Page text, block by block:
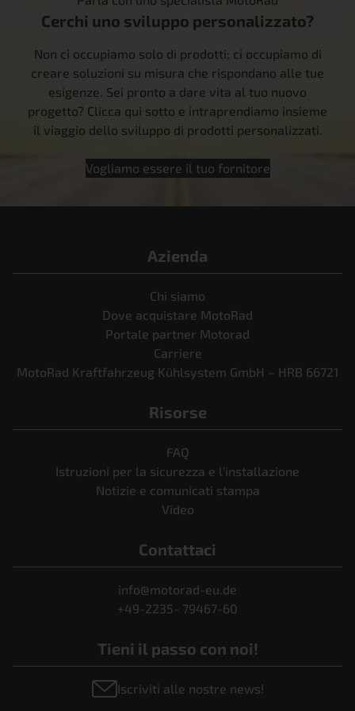
Cerchi uno sviluppo personalizzato?
Non ci occupiamo solo di prodotti; ci occupiamo di
creare soluzioni su misura che rispondano alle tue
esigenze. Sei pronto a dare vita al tuo nuovo
progetto? Clicca qui sotto e intraprendiamo insieme
il viaggio dello sviluppo di prodotti personalizzati.
Vogliamo essere il tuo fornitore
Azienda
Chi siamo
Dove acquistare MotoRad
Portale partner Motorad
Carriere
MotoRad Kraftfahrzeug Kühlsystem GmbH – HRB 66721
Risorse
FAQ
Istruzioni per la sicurezza e l’installazione
Notizie e comunicati stampa
Video
Contattaci
info@motorad-eu.de
+49-2235- 79467-60
Tieni il passo con noi!
Iscriviti alle nostre news!